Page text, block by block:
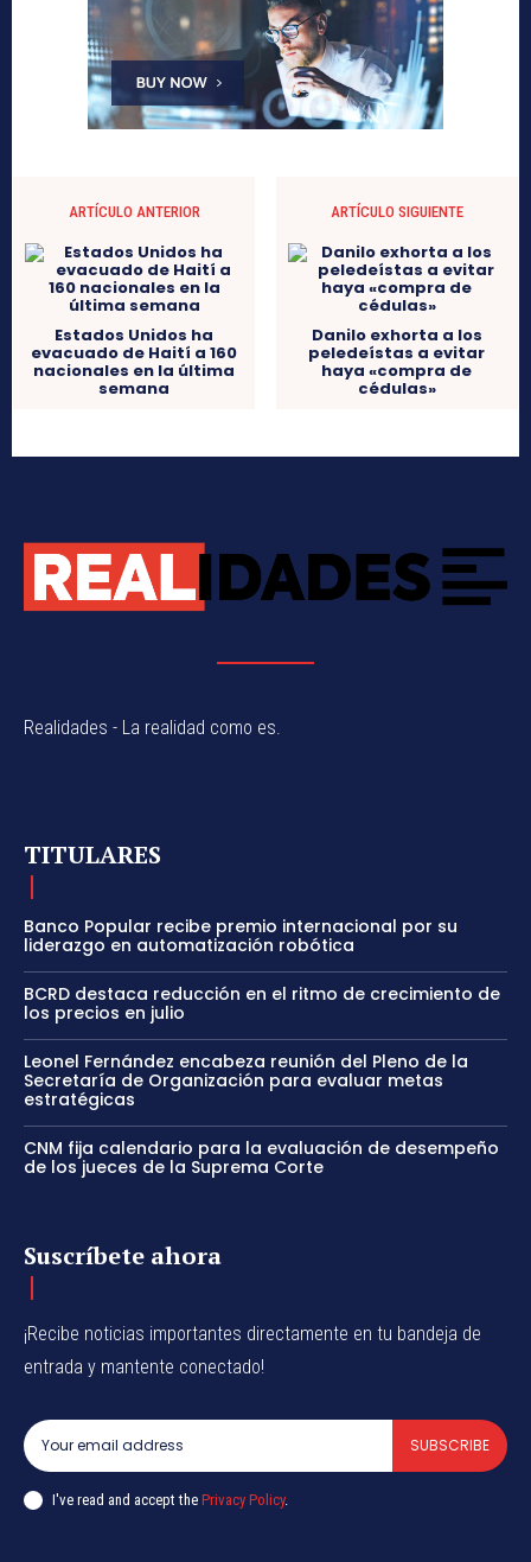
ARTÍCULO ANTERIOR
Estados Unidos ha
evacuado de Haití a 160
nacionales en la última
semana
ARTÍCULO SIGUIENTE
Danilo exhorta a los
peledeístas a evitar
haya «compra de
cédulas»
Realidades - La realidad como es.
TITULARES
Banco Popular recibe premio internacional por su
liderazgo en automatización robótica
BCRD destaca reducción en el ritmo de crecimiento de
los precios en julio
Leonel Fernández encabeza reunión del Pleno de la
Secretaría de Organización para evaluar metas
estratégicas
CNM fija calendario para la evaluación de desempeño
de los jueces de la Suprema Corte
Suscríbete ahora
¡Recibe noticias importantes directamente en tu bandeja de
entrada y mantente conectado!
SUBSCRIBE
I've read and accept the Privacy Policy.